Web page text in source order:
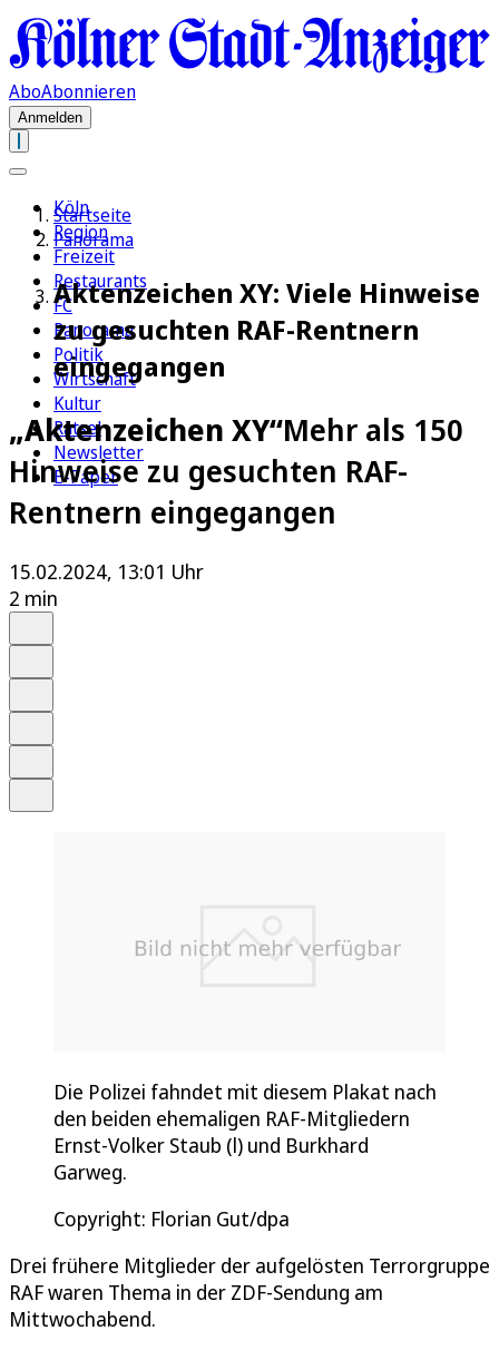
AboAbonnieren
Anmelden
Köln
Region
Freizeit
Restaurants
FC
Panorama
Politik
Wirtschaft
Kultur
Rätsel
Newsletter
E-Paper
Startseite
Panorama
Aktenzeichen XY: Viele Hinweise
zu gesuchten RAF-Rentnern
eingegangen
„Aktenzeichen XY“Mehr als 150
Hinweise zu gesuchten RAF-
Rentnern eingegangen
15.02.2024, 13:01 Uhr
2 min
Die Polizei fahndet mit diesem Plakat nach
den beiden ehemaligen RAF-Mitgliedern
Ernst-Volker Staub (l) und Burkhard
Garweg.
Copyright: Florian Gut/dpa
Drei frühere Mitglieder der aufgelösten Terrorgruppe
RAF waren Thema in der ZDF-Sendung am
Mittwochabend.